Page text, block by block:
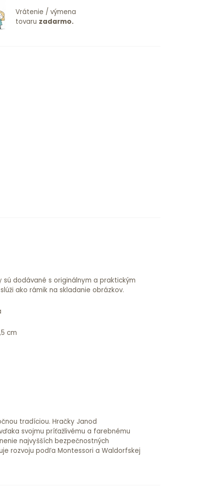
Vrátenie / výmena
tovaru zadarmo.
sú dodávané s originálnym a praktickým
ako rámik na skladanie obrázkov.
cm
tradíciou. Hračky Janod
svojmu príťažlivému a farebnému
najvyšších bezpečnostných
rozvoju podľa Montessori a Waldorfskej